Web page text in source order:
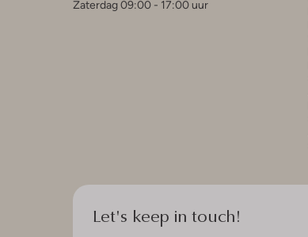
Zaterdag 09:00 - 17:00 uur
Let's keep in touch!